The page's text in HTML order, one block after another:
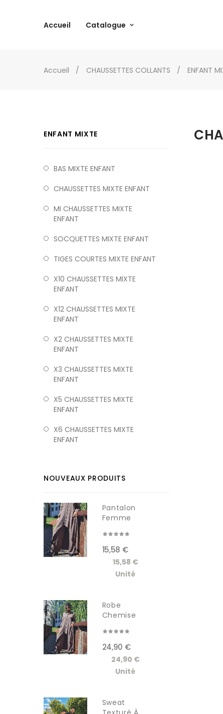
Accueil Catalogue
Accueil CHAUSSETTES COLLANTS ENFANT
ENFANT MIXTE
BAS MIXTE ENFANT
CHAUSSETTES MIXTE ENFANT
MI CHAUSSETTES MIXTE
ENFANT
SOCQUETTES MIXTE ENFANT
TIGES COURTES MIXTE ENFANT
X10 CHAUSSETTES MIXTE
ENFANT
X12 CHAUSSETTES MIXTE
ENFANT
X2 CHAUSSETTES MIXTE
ENFANT
X3 CHAUSSETTES MIXTE
ENFANT
X5 CHAUSSETTES MIXTE
ENFANT
X6 CHAUSSETTES MIXTE
ENFANT
NOUVEAUX PRODUITS
Pantalon
Femme
15,58 €
15,58 €
Unité
Robe
Chemise
Femme...
24,90 €
24,90 €
Unité
Sweat